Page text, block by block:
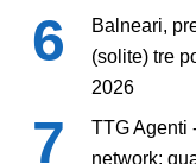
Balneari,
(solite) tre
2026
TTG Agenti
network: